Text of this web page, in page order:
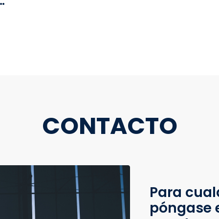
CONTACTO
Para
póngase